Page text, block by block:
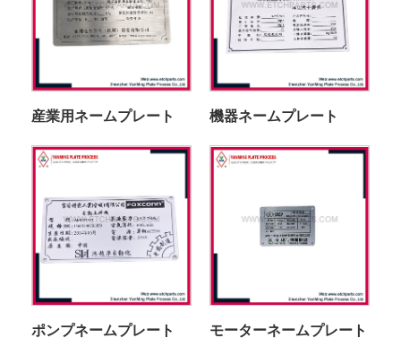
産業用ネームプレート 機器ネームプレート
ポンプネームプレート モーターネームプレート